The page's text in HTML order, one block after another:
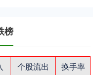
榜
个股流出
换手率